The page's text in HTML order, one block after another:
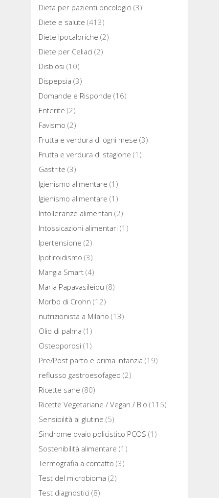
Dieta per pazienti oncologici (3)
Diete e salute (413)
Diete Ipocaloriche (2)
Diete per Celiaci (2)
Disbiosi (10)
Dispepsia (3)
Domande e Risponde (16)
Enterite (2)
Favismo (2)
Frutta e verdura di ogni mese (3)
Frutta e verdura di stagione (1)
Gastrite (3)
Igienismo alimentare (1)
Igienismo alimentare (1)
Intolleranze alimentari (2)
Intossicazioni alimentari (1)
Ipertensione (2)
Ipotiroidismo (3)
Mangia Smart (4)
Maria Papavasileiou (8)
Morbo di Crohn (12)
nutrizionista a Milano (13)
Olio di palma (1)
Osteoporosi (1)
Pre/Post parto e prima infanzia (19)
reflusso gastroesofageo (2)
Ricette sane (80)
Ricette Vegetariane / Vegan / Bio (115)
Sensibilità al glutine (5)
Sindrome ovaio policistico PCOS (1)
Sostenibilità alimentare (1)
Termografia a contatto (3)
Test del microbioma (2)
Test diagnostici (8)